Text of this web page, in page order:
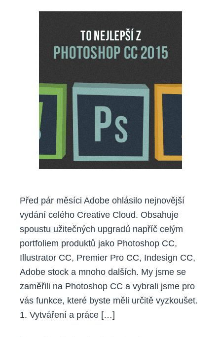
z Photoshop
2015
Před pár měsíci Adobe ohlásilo nejnovější
vydání celého Creative Cloud. Obsahuje
spoustu užitečných upgradů napříč celým
portfoliem produktů jako Photoshop CC,
Illustrator CC, Premier Pro CC, Indesign CC,
Adobe stock a mnoho dalších. My jsme se
zaměřili na Photoshop CC a vybrali jsme pro
vás funkce, které byste měli určitě vyzkoušet.
1. Vytváření a práce […]